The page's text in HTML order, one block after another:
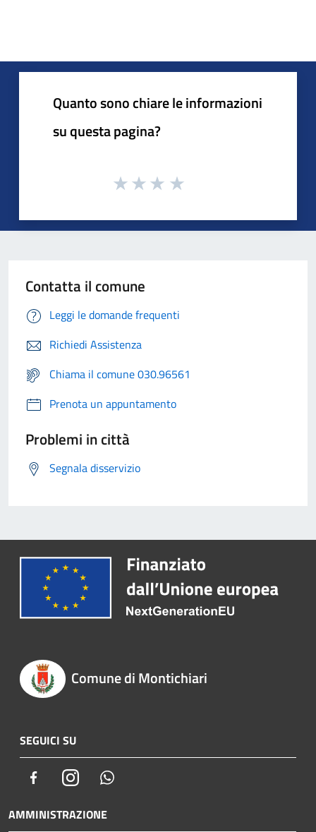
Quanto sono chiare le informazioni
su questa pagina?
Contatta il comune
Leggi le domande frequenti
Richiedi Assistenza
Chiama il comune 030.96561
Prenota un appuntamento
Problemi in città
Segnala disservizio
Comune di Montichiari
SEGUICI SU
FacebookInstagram
AMMINISTRAZIONE